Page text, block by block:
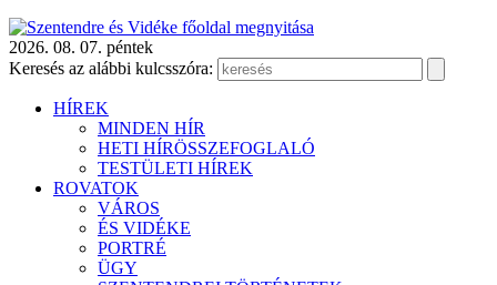
2026. 08. 07. péntek
Keresés az alábbi kulcsszóra:
HÍREK
MINDEN HÍR
HETI HÍRÖSSZEFOGLALÓ
TESTÜLETI HÍREK
ROVATOK
VÁROS
ÉS VIDÉKE
PORTRÉ
ÜGY